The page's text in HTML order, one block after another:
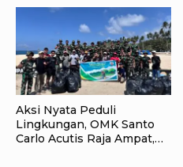
Aksi Nyata Peduli
Lingkungan, OMK Santo
Carlo Acutis Raja Ampat,